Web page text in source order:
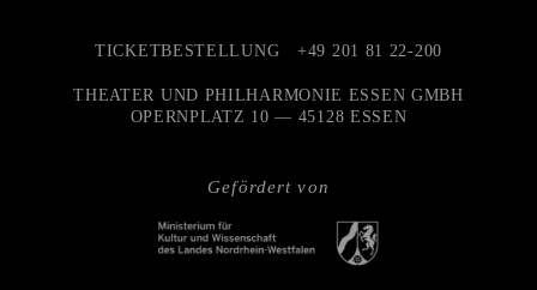
Gefördert von
TICKETBESTELLUNG +49 201 81 22-200
THEATER UND PHILHARMONIE ESSEN GMBH
OPERNPLATZ 10 — 45128 ESSEN